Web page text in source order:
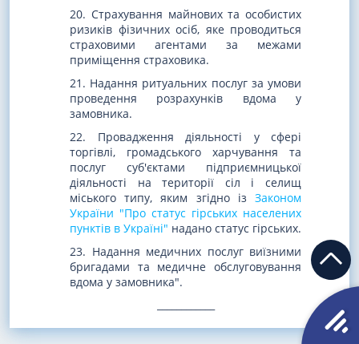
20. Страхування майнових та особистих
ризиків фізичних осіб, яке проводиться
страховими агентами за межами
приміщення страховика.
21. Надання ритуальних послуг за умови
проведення розрахунків вдома у
замовника.
22. Провадження діяльності у сфері
торгівлі, громадського харчування та
послуг суб'єктами підприємницької
діяльності на території сіл і селищ
міського типу, яким згідно із Законом
України "Про статус гірських населених
пунктів в Україні" надано статус гірських.
23. Надання медичних послуг виїзними
бригадами та медичне обслуговування
вдома у замовника".